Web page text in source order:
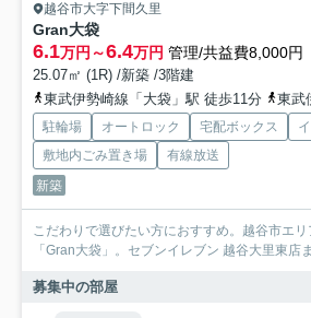
越谷市大字下間久里
Gran大袋
6.1万円～6.4万円 管理/共益費8,000円
25.07㎡ (1R) /新築 /3階建
東武伊勢崎線「大袋」駅 徒歩11分
東武伊
駐輪場 オートロック 宅配ボックス
敷地内ごみ置き場
有線放送
新築
こだわりで選びたい方におすすめ。越谷市エ
「Gran大袋」。セブンイレブン 越谷大里東店
募集中の部屋